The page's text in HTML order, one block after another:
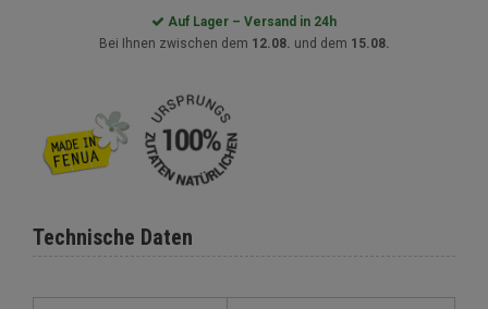
Auf Lager – Versand in 24h
Bei Ihnen zwischen dem 12.08. und dem 15.08.
Technische Daten